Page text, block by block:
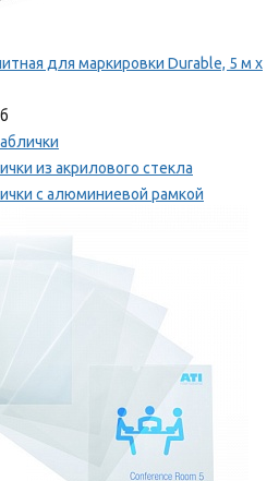
для маркировки Durable, 5 м х
из акрилового стекла
с алюминиевой рамкой